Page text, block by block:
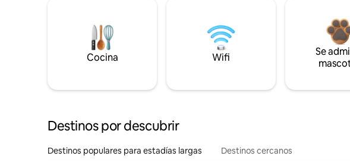
Cocina Wifi
Se
Destinos por descubrir
Destinos populares para estadías largas Destinos cercanos